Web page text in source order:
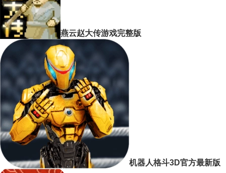
燕云赵大传游戏完整版
机器人格斗3D官方最新版